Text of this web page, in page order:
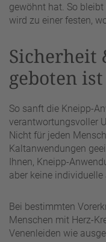
gewöhnt hat. So
wird zu einer festen,
Sicherheit
geboten ist
So sanft die Kneipp-
verantwortungsvoller
Nicht für jeden
Kaltanwendungen
Ihnen, Kneipp-
aber keine
Bei bestimmten
Menschen mit Herz-
Venenleiden wie